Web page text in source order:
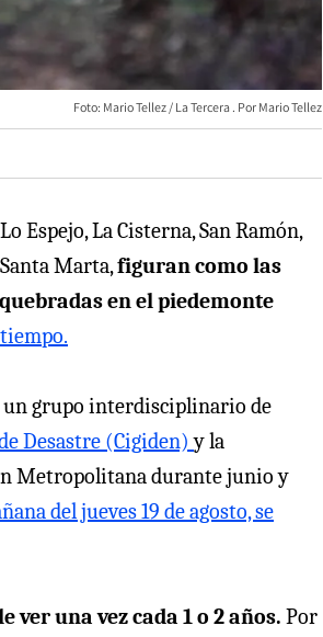
Foto: Mario Tellez / La Tercera Mario Tellez
Espejo, La Cisterna, San Ramón,
Marta,figuran como las
en el piedemonte
un grupo interdisciplinario de
Desastre (Cigiden)y la
Metropolitana durante junio y
del jueves 19 de agosto, se
ver una vez cada 1 o 2 años. Por